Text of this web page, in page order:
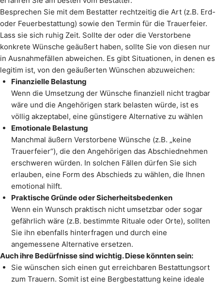
Besprechen Sie mit dem Bestatter rechtzeitig die Art (z.B. Erd-
oder Feuerbestattung) sowie den Termin für die Trauerfeier.
Lass sie sich ruhig Zeit. Sollte der oder die Verstorbene
konkrete Wünsche geäußert haben, sollte Sie von diesen nur
in Ausnahmefällen abweichen. Es gibt Situationen, in denen es
legitim ist, von den geäußerten Wünschen abzuweichen:
Finanzielle Belastung
Wenn die Umsetzung der Wünsche finanziell nicht tragbar
wäre und die Angehörigen stark belasten würde, ist es
völlig akzeptabel, eine günstigere Alternative zu wählen
Emotionale Belastung
Manchmal äußern Verstorbene Wünsche (z.B. „keine
Trauerfeier“), die den Angehörigen das Abschiednehmen
erschweren würden. In solchen Fällen dürfen Sie sich
erlauben, eine Form des Abschieds zu wählen, die Ihnen
emotional hilft.
Praktische Gründe oder Sicherheitsbedenken
Wenn ein Wunsch praktisch nicht umsetzbar oder sogar
gefährlich wäre (z.B. bestimmte Rituale oder Orte), sollten
Sie ihn ebenfalls hinterfragen und durch eine
angemessene Alternative ersetzen.
Auch ihre Bedürfnisse sind wichtig. Diese könnten sein:
Sie wünschen sich einen gut erreichbaren Bestattungsort
zum Trauern. Somit ist eine Bergbestattung keine ideale